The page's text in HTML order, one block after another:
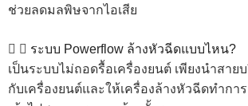
ช่วยลดมลพิษจากไอเสีย
ระบบ Powerflow ล้างหัวฉีดแบบไหน?
เป็นระบบไม่ถอดรื้อเครื่องยนต์ เพียงนำสาย
กับเครื่องยนต์และให้เครื่องล้างหัวฉีดทำกา